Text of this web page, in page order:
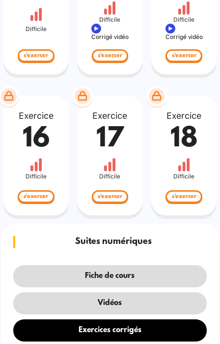
Difficile
s'exercer
Difficile
Corrigé vidéo
s'exercer
Difficile
Corrigé vidéo
s'exercer
Exercice
16
Difficile
s'exercer
Exercice
17
Difficile
s'exercer
Exercice
18
Difficile
s'exercer
Suites numériques
Fiche de cours
Vidéos
Exercices corrigés